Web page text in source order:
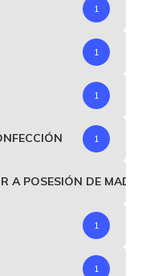
1
1
1
1
A POSESIÓN DE
1
1